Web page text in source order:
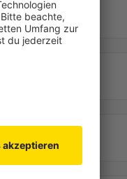
praktische Schnurverbinder
steuerst du